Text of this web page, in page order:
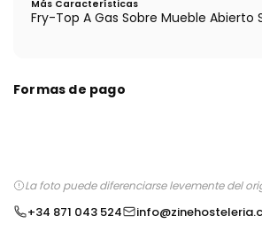
Más Características
Fry-Top A Gas Sobre Mueble Abierto
Formas de pago
La foto puede diferenciarse levemente del
+34 871 043 524